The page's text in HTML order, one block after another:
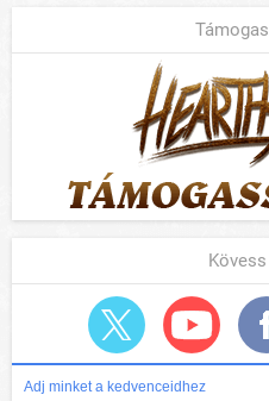
Adj minket a kedvenceidhez